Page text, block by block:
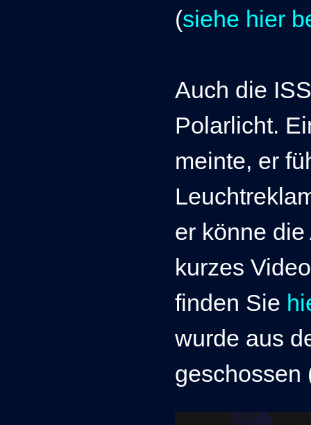
(siehe hier
Auch die
Polarlicht.
meinte, er
er könne
kurzes
finden Sie
wurde aus
geschossen